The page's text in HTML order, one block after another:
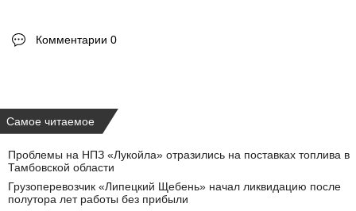
Комментарии 0
Самое читаемое
Проблемы на НПЗ «Лукойла» отразились на поставках топлива в
Тамбовской области
Грузоперевозчик «Липецкий Щебень» начал ликвидацию после
полутора лет работы без прибыли